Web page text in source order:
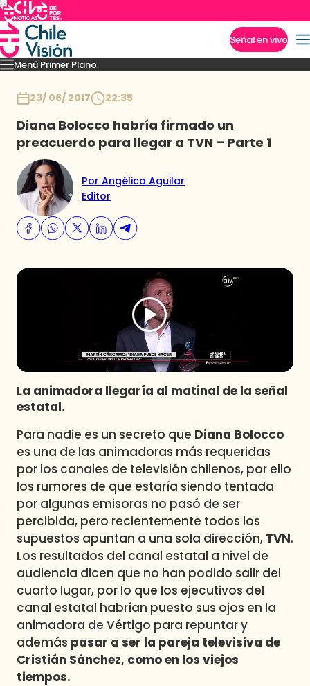
Señal en vivo
Menú Primer Plano
Capítulos Momentos Podcast Novedades
23/ 06/ 2017 22:35
Diana Bolocco habría firmado un
preacuerdo para llegar a TVN – Parte 1
Por Angélica Aguilar
Editor
La animadora llegaría al matinal de la señal
estatal.
Para nadie es un secreto que Diana Bolocco
es una de las animadoras más requeridas
por los canales de televisión chilenos, por ello
los rumores de que estaría siendo tentada
por algunas emisoras no pasó de ser
percibida, pero recientemente todos los
supuestos apuntan a una sola dirección, TVN.
Los resultados del canal estatal a nivel de
audiencia dicen que no han podido salir del
cuarto lugar, por lo que los ejecutivos del
canal estatal habrían puesto sus ojos en la
animadora de Vértigo para repuntar y
además pasar a ser la pareja televisiva de
Cristián Sánchez, como en los viejos
tiempos.
Imperdibles
Programas
Club De La Comedia
Contigo en Directo
Plan Perfecto
El Tiempo
Sabingo
Todos Los Programas